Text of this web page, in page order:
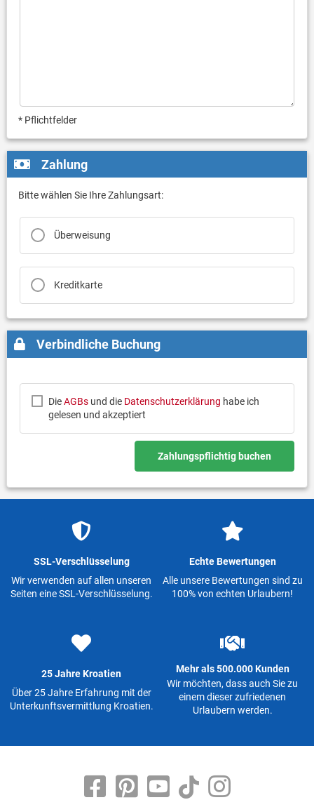
* Pflichtfelder
Zahlung
Bitte wählen Sie Ihre Zahlungsart:
Überweisung
Kreditkarte
Verbindliche Buchung
DieAGBsund die Datenschutzerklärung habe ich
gelesen und akzeptiert
Zahlungspflichtig buchen
SSL-Verschlüsselung
Wir verwenden auf allen unseren
Seiten eine SSL-Verschlüsselung.
Echte Bewertungen
Alle unsere Bewertungen sind zu
100% von echten Urlaubern!
25 Jahre Kroatien
Über 25 Jahre Erfahrung mit der
Unterkunftsvermittlung Kroatien.
Mehr als 500.000 Kunden
Wir möchten, dass auch Sie zu
einem dieser zufriedenen
Urlaubern werden.